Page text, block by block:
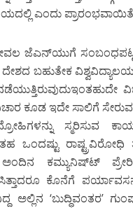
ಎಂದು
ಜೆಎನ್‍ಯುಗೆ ಸಂಬಂಧಪಟ್ಟ
ಬಹುತೇಕ
ಕೂಡ ಇದೇ ಸಾಲಿಗೆ
ಸ್ಮರಿಸುವ
ಒಂದಷ್ಟು ರಾಷ್ಟ್ರವಿರೋಧಿ
ಅಂದಿನ ಕಮ್ಯುನಿಷ್ಟ್‍
ಕೊನೆಗೆ
ಅಲ್ಲಿನ ‘ಬುದ್ಧಿವಂತರ’